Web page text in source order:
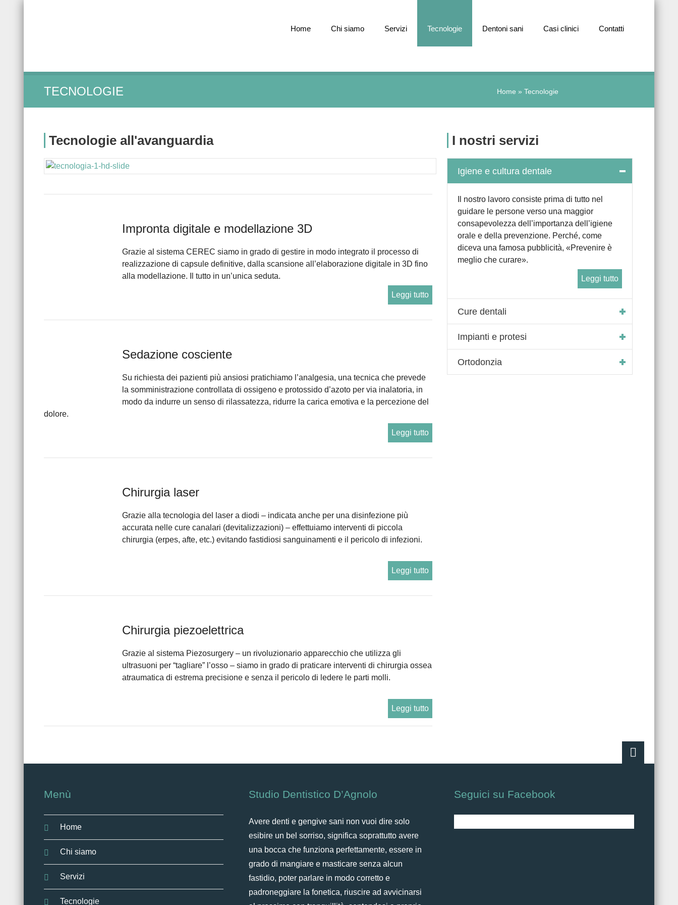
Home Chi siamo Servizi Tecnologie Dentoni sani Casi clinici Contatti
TECNOLOGIE Home » Tecnologie
Tecnologie all'avanguardia
Impronta digitale e modellazione 3D
Grazie al sistema CEREC siamo in grado di gestire in modo integrato il processo di
realizzazione di capsule definitive, dalla scansione all’elaborazione digitale in 3D fino
alla modellazione. Il tutto in un’unica seduta.
Leggi tutto
Sedazione cosciente
Su richiesta dei pazienti più ansiosi pratichiamo l’analgesia, una tecnica che prevede
la somministrazione controllata di ossigeno e protossido d’azoto per via inalatoria, in
modo da indurre un senso di rilassatezza, ridurre la carica emotiva e la percezione del
dolore.
Leggi tutto
Chirurgia laser
Grazie alla tecnologia del laser a diodi – indicata anche per una disinfezione più
accurata nelle cure canalari (devitalizzazioni) – effettuiamo interventi di piccola
chirurgia (erpes, afte, etc.) evitando fastidiosi sanguinamenti e il pericolo di infezioni.
Leggi tutto
Chirurgia piezoelettrica
Grazie al sistema Piezosurgery – un rivoluzionario apparecchio che utilizza gli
ultrasuoni per “tagliare” l’osso – siamo in grado di praticare interventi di chirurgia ossea
atraumatica di estrema precisione e senza il pericolo di ledere le parti molli.
Leggi tutto
I nostri servizi
Igiene e cultura dentale
Il nostro lavoro consiste prima di tutto nel
guidare le persone verso una maggior
consapevolezza dell’importanza dell’igiene
orale e della prevenzione. Perché, come
diceva una famosa pubblicità, «Prevenire è
meglio che curare».
Leggi tutto
Cure dentali
Impianti e protesi
Ortodonzia
Menù
Home
Chi siamo
Servizi
Tecnologie
Studio Dentistico D’Agnolo
Avere denti e gengive sani non vuoi dire solo
esibire un bel sorriso, significa soprattutto avere
una bocca che funziona perfettamente, essere in
grado di mangiare e masticare senza alcun
fastidio, poter parlare in modo corretto e
padroneggiare la fonetica, riuscire ad avvicinarsi
Seguici su Facebook